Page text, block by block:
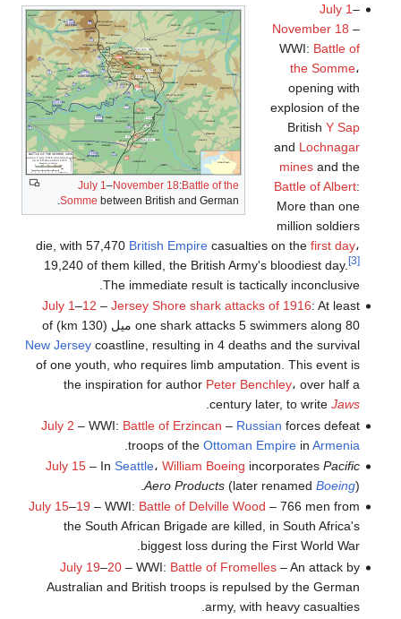
July 1 –November 18:Battle of the
Somme between British and German.
July 1–
November 18 –
WWI: Battle of
the Somme،
opening with
explosion of the
British Y Sap
and Lochnagar
minesand the
Battle of Albert:
More than one
million soldiers
die, with 57,470 British Empirecasualties on the first day،
19,240 of them killed, the British Army's bloodiest day.
[3]
The immediate result is tactically inconclusive.
July 1–12 – Jersey Shore shark attacks of 1916: At least
one shark attacks 5 swimmers along 80 ميل (130 km) of
New Jerseycoastline, resulting in 4 deaths and the survival
of one youth, who requires limb amputation. This event is
the inspiration for author Peter Benchley، over half a
century later, to write Jaws
July 2 – WWI: Battle of Erzincan – Russian forces defeat
troops of the Ottoman Empirein Armenia
July 15– In Seattle، William Boeing incorporates Pacific
Aero Products(later renamed Boeing).
July 15–19 – WWI: Battle of Delville Wood – 766 men from
the South African Brigade are killed, in South Africa's
biggest loss during the First World War.
July 19–20– WWI: Battle of Fromelles– An attack by
Australian and British troops is repulsed by the German
army, with heavy casualties.